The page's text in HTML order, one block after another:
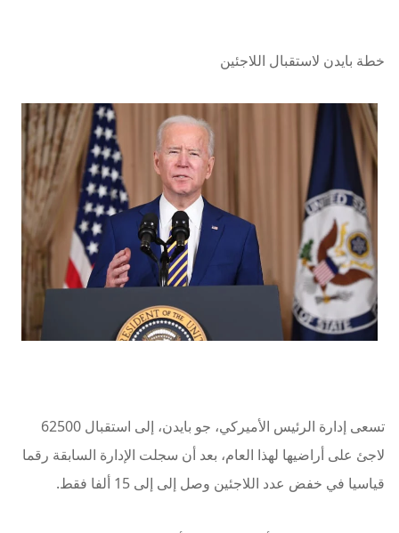
خطة بايدن لاستقبال اللاجئين
تسعى إدارة الرئيس الأميركي، جو بايدن، إلى استقبال 62500
لاجئ على أراضيها لهذا العام، بعد أن سجلت الإدارة السابقة رقما
قياسيا في خفض عدد اللاجئين وصل إلى إلى 15 ألفا فقط.